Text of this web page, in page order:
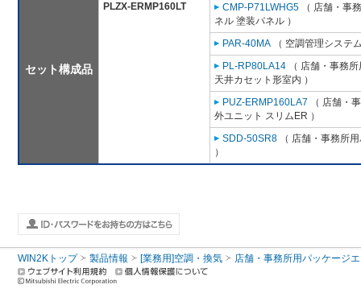
セット構成品
PLZX-ERMP160LT
CMP-P71LWHG5 （ 店舗・事
ネル 塗装パネル ）
PAR-40MA （ 空調管理システ
PL-RP80LA14 （ 店舗・事務
天井カセット形室内 ）
PUZ-ERMP160LA7 （ 店舗・
外ユニット スリムER ）
SDD-50SR8 （ 店舗・事務所
）
WIN2Kトップ 製品情報 [業務用]空調・換気 店舗・事務所用パッケージ